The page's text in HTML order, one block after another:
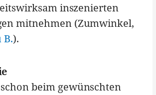
inszenierten
mitnehmen (Zumwinkel,
B.).
beim gewünschten